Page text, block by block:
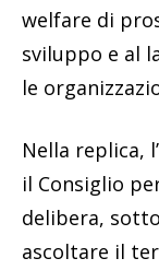
welfare di
sviluppo e al
le
Nella replica,
il Consiglio
delibera,
ascoltare il